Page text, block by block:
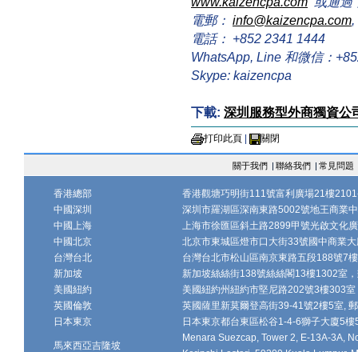
電郵： info@kaizencpa.com,
電話： +852 2341 1444
WhatsApp, Line 和微信：
Skype: kaizencpa
下載: 深圳服務型外商獨資公
打印此頁 關閉
關于我們 | 聯絡我們 | 常見問題
香港總部
香港觀塘巧明街111號富利廣場21樓
中國深圳
深圳市羅湖區深南東路5002號地王商業
中國上海
上海市徐匯區斜土路2899甲號光啟文化
中國北京
北京市東城區燈市口大街33號國中商業
台灣台北
台灣台北市松山區南京東路五段188號7
新加坡
新加坡絲絲街138號絲絲閣13樓1302室
美國紐約
美國紐約州紐約市堅尼路202號3樓303
英國倫敦
英國薩里新莫爾登高街39-41號2樓5室,
日本東京
日本東京都台東區松谷1-4-6獅子大廈5
馬來西亞吉隆坡
Menara Suezcap, Tower 2, E-13A-3A,